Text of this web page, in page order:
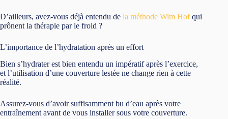
D’ailleurs, avez-vous déjà entendu de la méthode Wim Hofqui
prônent la thérapie par le froid ?
L’importance de l’hydratation après un effort
Bien s’hydrater est bien entendu un impératif après l’exercice,
et l’utilisation d’une couverture lestée ne change rien à cette
réalité.
Assurez-vous d’avoir suffisamment bu d’eau après votre
entraînement avant de vous installer sous votre couverture.